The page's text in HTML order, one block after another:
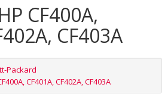
CF400A,
CF403A
Packard
CF401A, CF402A, CF403A